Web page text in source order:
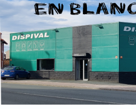
RAL 1027 Amarillo curry
158.47 €
196 en stock
RAL 1028 Amarillo melón
158.47 €
200 en stock
RAL 1032 Amarillo retama
158.47 €